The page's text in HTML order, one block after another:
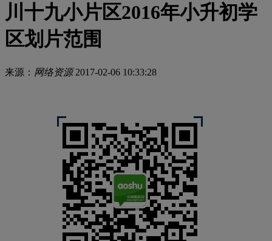
川十九小片区2016年小升初学
区划片范围
来源： 网络资源 2017-02-06 10:33:28